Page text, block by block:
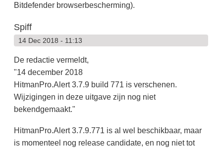
Bitdefender browserbescherming).
Spiff
14 Dec 2018 - 11:13
De redactie vermeldt,
"14 december 2018
HitmanPro.Alert 3.7.9 build 771 is verschenen.
Wijzigingen in deze uitgave zijn nog niet
bekendgemaakt."
HitmanPro.Alert 3.7.9.771 is al wel beschikbaar, maar
is momenteel nog release candidate, en nog niet tot